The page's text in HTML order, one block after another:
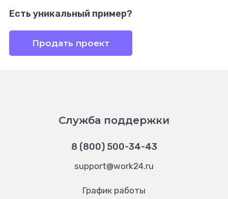
Есть уникальный пример?
Продать проект
Служба поддержки
8 (800) 500-34-43
support@work24.ru
График работы